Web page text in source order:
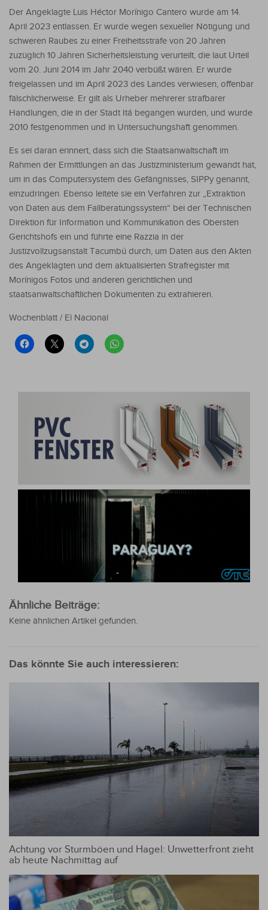
Der Angeklagte Luis Héctor Morínigo Cantero wurde am 14.
April 2023 entlassen. Er wurde wegen sexueller Nötigung und
schweren Raubes zu einer Freiheitsstrafe von 20 Jahren
zuzüglich 10 Jahren Sicherheitsleistung verurteilt, die laut Urteil
vom 20. Juni 2014 im Jahr 2040 verbüßt wären. Er wurde
freigelassen und im April 2023 des Landes verwiesen, offenbar
fälschlicherweise. Er gilt als Urheber mehrerer strafbarer
Handlungen, die in der Stadt Itá begangen wurden, und wurde
2010 festgenommen und in Untersuchungshaft genommen.
Es sei daran erinnert, dass sich die Staatsanwaltschaft im
Rahmen der Ermittlungen an das Justizministerium gewandt hat,
um in das Computersystem des Gefängnisses, SIPPy genannt,
einzudringen. Ebenso leitete sie ein Verfahren zur „Extraktion
von Daten aus dem Fallberatungssystem“ bei der Technischen
Direktion für Information und Kommunikation des Obersten
Gerichtshofs ein und führte eine Razzia in der
Justizvollzugsanstalt Tacumbú durch, um Daten aus den Akten
des Angeklagten und dem aktualisierten Strafregister mit
Morínigos Fotos und anderen gerichtlichen und
staatsanwaltschaftlichen Dokumenten zu extrahieren.
Wochenblatt / El Nacional
Ähnliche Beiträge:
Keine ähnlichen Artikel gefunden.
Das könnte Sie auch interessieren:
Achtung vor Sturmböen und Hagel: Unwetterfront zieht
ab heute Nachmittag auf